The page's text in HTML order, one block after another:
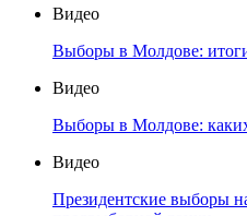
Видео
Выборы в Молдове:
Видео
Выборы в Молдове:
Видео
Президентские выборы